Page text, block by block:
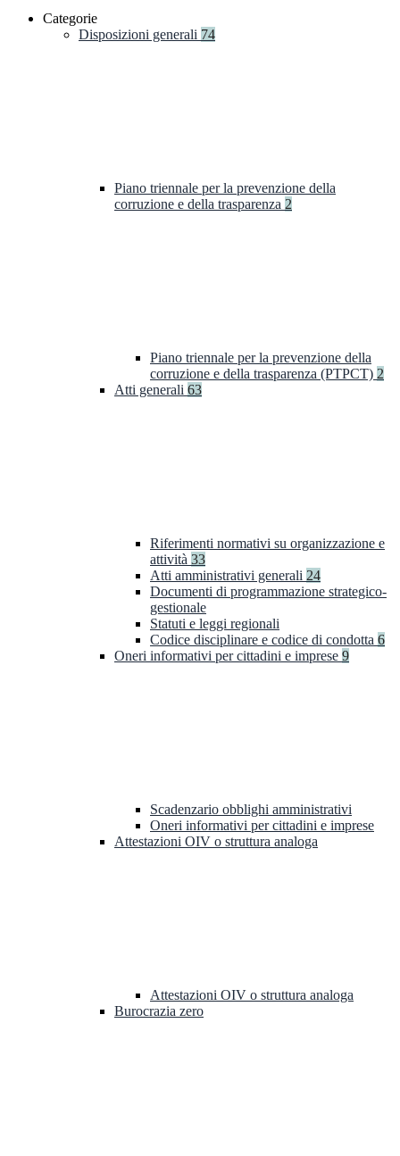
Categorie
Disposizioni generali 74
Piano triennale per la prevenzione della
corruzione e della trasparenza 2
Piano triennale per la prevenzione della
corruzione e della trasparenza (PTPCT) 2
Atti generali 63
Riferimenti normativi su organizzazione e
attività 33
Atti amministrativi generali 24
Documenti di programmazione strategico-
gestionale
Statuti e leggi regionali
Codice disciplinare e codice di condotta 6
Oneri informativi per cittadini e imprese 9
Scadenzario obblighi amministrativi
Oneri informativi per cittadini e imprese
Attestazioni OIV o struttura analoga
Attestazioni OIV o struttura analoga
Burocrazia zero